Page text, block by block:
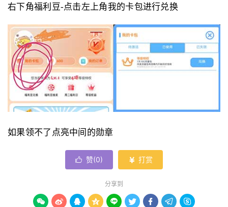
右下角福利豆-点击左上角我的卡包进行兑换
如果领不了点亮中间的勋章
 赞(0)  打赏
分享到
        